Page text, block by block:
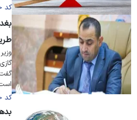
کد خبر: ۱۵۳۲۶۵
کد خبر: ۱۵۳۱۲۴